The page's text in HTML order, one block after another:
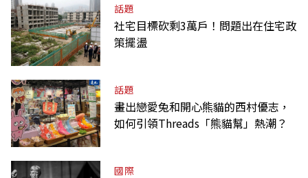
話題
社宅目標砍剩3萬戶！問題出在住宅政
策擺盪
話題
畫出戀愛兔和開心熊貓的西村優志，
如何引領Threads「熊貓幫」熱潮？
國際